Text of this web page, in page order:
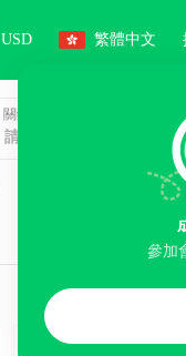
USD 繁體中文
參加
關鍵字
行李寄存服務 免費